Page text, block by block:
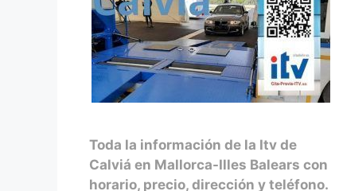
Toda la información de la Itv de
Calviá en Mallorca-Illes Balears con
horario, precio, dirección y teléfono.